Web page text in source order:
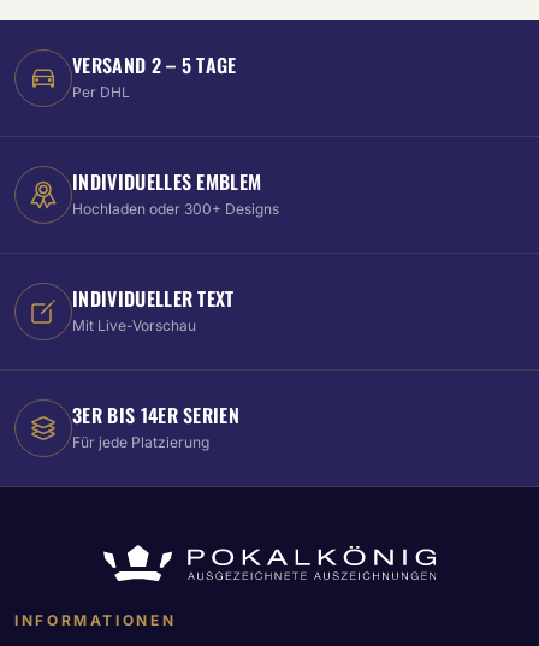
VERSAND 2 – 5 TAGE
Per DHL
INDIVIDUELLES EMBLEM
Hochladen oder 300+ Designs
INDIVIDUELLER TEXT
Mit Live-Vorschau
3ER BIS 14ER SERIEN
Für jede Platzierung
INFORMATIONEN